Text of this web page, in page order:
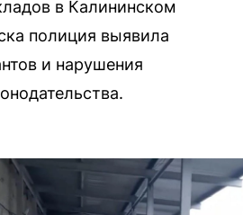
в Калининском
полиция выявила
и нарушения